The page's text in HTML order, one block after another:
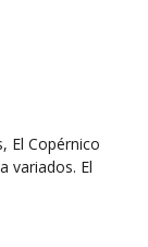
El Copérnico
variados. El